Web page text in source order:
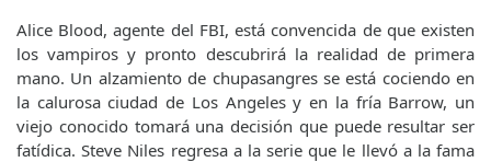
Alice Blood, agente del FBI, está convencida de que existen
los vampiros y pronto descubrirá la realidad de primera
mano. Un alzamiento de chupasangres se está cociendo en
la calurosa ciudad de Los Angeles y en la fría Barrow, un
viejo conocido tomará una decisión que puede resultar ser
fatídica. Steve Niles regresa a la serie que le llevó a la fama